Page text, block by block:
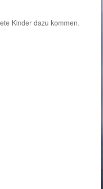
Kinder dazu kommen.